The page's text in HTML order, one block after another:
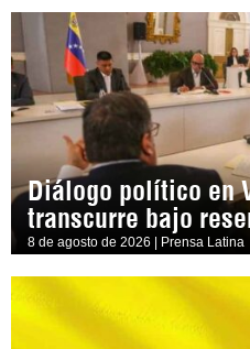
Diálogo político en
transcurre bajo
8 de agosto de 2026 | Prensa Latina